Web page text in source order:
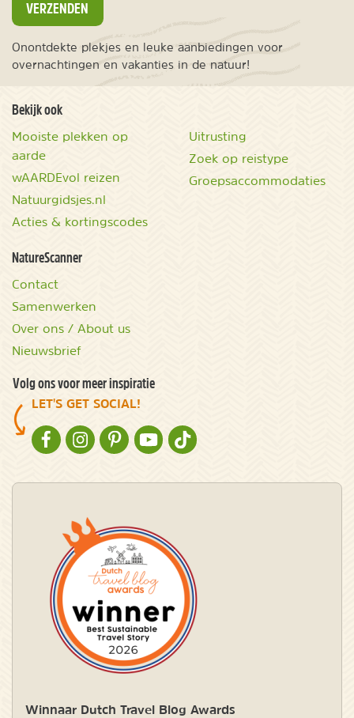
VERZENDEN
Onontdekte plekjes en leuke aanbiedingen voor
overnachtingen en vakanties in de natuur!
Bekijk ook
Mooiste plekken op
aarde
wAARDEvol reizen
Natuurgidsjes.nl
Acties & kortingscodes
Uitrusting
Zoek op reistype
Groepsaccommodaties
NatureScanner
Contact
Samenwerken
Over ons / About us
Nieuwsbrief
Volg ons voor meer inspiratie
LET'S GET SOCIAL!
NATURESCANNER OP FACEBOOK
NATURESCANNER OP INSTAGRAM
NATURESCANNER OP PINTEREST
NATURESCANNER OP YOUTUBE
NATURESCANNER OP TIKTOK
Winnaar Dutch Travel Blog Awards